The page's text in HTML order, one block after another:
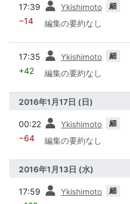
17:39 Ykishimoto 細
−14 編集の要約なし
17:35 Ykishimoto 細
+42 編集の要約なし
2016年1月17日 (日)
00:22 Ykishimoto 細
−64 編集の要約なし
2016年1月13日 (水)
17:59 Ykishimoto 細